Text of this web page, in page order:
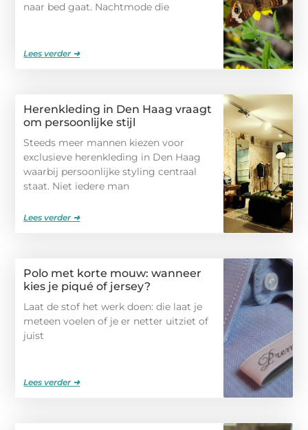
naar bed gaat. Nachtmode die
Lees verder ➜
Herenkleding in Den Haag vraagt
om persoonlijke stijl
Steeds meer mannen kiezen voor
exclusieve herenkleding in Den Haag
waarbij persoonlijke styling centraal
staat. Niet iedere man
Lees verder ➜
Polo met korte mouw: wanneer
kies je piqué of jersey?
Laat de stof het werk doen: die laat je
meteen voelen of je er netter uitziet of
juist
Lees verder ➜